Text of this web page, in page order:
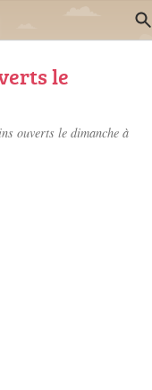
le
ouverts le dimanche à